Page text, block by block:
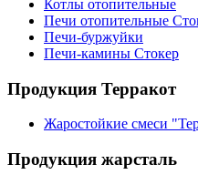
Котлы отопительные
Печи отопительные
Печи-буржуйки
Печи-камины Стокер
Продукция Терракот
Жаростойкие смеси
Продукция жарсталь